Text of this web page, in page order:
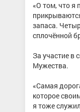
«О том, что я
запаса.
сплочённой
За участие в
Мужества.
«Самая
которое
я тоже